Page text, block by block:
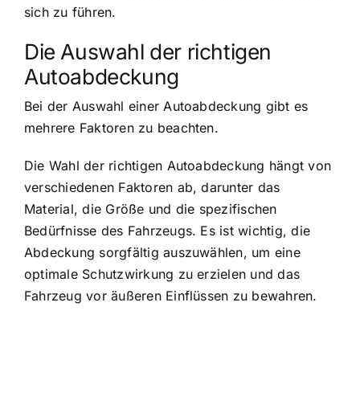
sich zu führen.
Die Auswahl der richtigen
Autoabdeckung
Bei der Auswahl einer Autoabdeckung gibt es
mehrere Faktoren zu beachten.
Die Wahl der richtigen Autoabdeckung hängt von
verschiedenen Faktoren ab, darunter das
Material, die Größe und die spezifischen
Bedürfnisse des Fahrzeugs. Es ist wichtig, die
Abdeckung sorgfältig auszuwählen, um eine
optimale Schutzwirkung zu erzielen und das
Fahrzeug vor äußeren Einflüssen zu bewahren.